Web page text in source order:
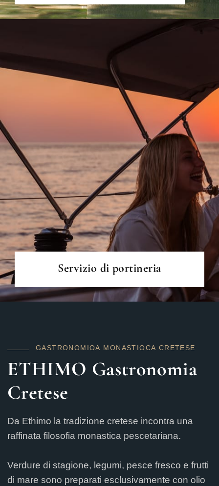
PER SAPERNE DI PIÙ
Servizio di portineria
GASTRONOM IOA MONASTIOCA CR ETESE
ETHIMO Gastronomia
Cretese
Da Ethimo la tradizione cretese incontra una
raffinata filosofia monastica pescetariana.
Verdure di stagione, legumi, pesce fresco e frutti
di mare sono preparati esclusivamente con olio